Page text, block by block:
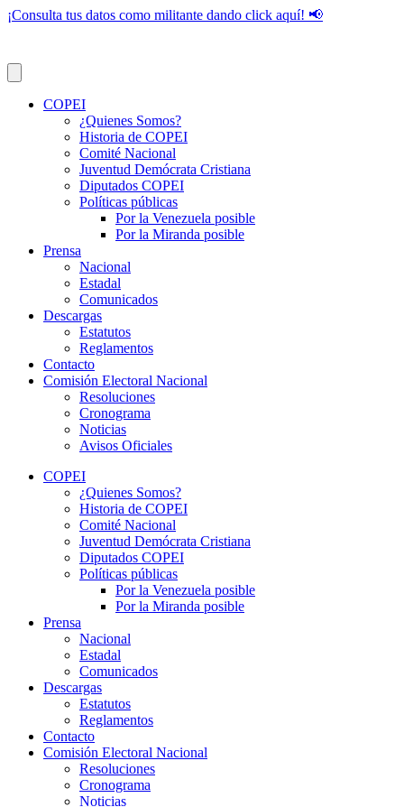
¡Consulta tus datos como militante dando click aquí! 📢
COPEI
¿Quienes Somos?
Historia de COPEI
Comité Nacional
Juventud Demócrata Cristiana
Diputados COPEI
Políticas públicas
Por la Venezuela posible
Por la Miranda posible
Prensa
Nacional
Estadal
Comunicados
Descargas
Estatutos
Reglamentos
Contacto
Comisión Electoral Nacional
Resoluciones
Cronograma
Noticias
Avisos Oficiales
COPEI
¿Quienes Somos?
Historia de COPEI
Comité Nacional
Juventud Demócrata Cristiana
Diputados COPEI
Políticas públicas
Por la Venezuela posible
Por la Miranda posible
Prensa
Nacional
Estadal
Comunicados
Descargas
Estatutos
Reglamentos
Contacto
Comisión Electoral Nacional
Resoluciones
Cronograma
Noticias